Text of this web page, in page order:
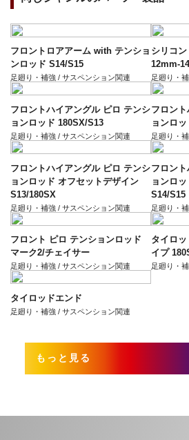
フロントロアアーム with テンショ
ンロッド S14/S15
足廻り・補強 / サスペンション関連
シリコ
12mm-
足廻り・
フロントハイアングル ピロ テンシ
ョンロッド 180SX/S13
足廻り・補強 / サスペンション関連
フロン
ョンロ
足廻り・
フロントハイアングル ピロ テンシ
ョンロッド オフセットデザイン
S13/180SX
足廻り・補強 / サスペンション関連
フロン
ョンロ
S14/S15
足廻り・
フロント ピロ テンションロッド
マーク2/チェイサー
足廻り・補強 / サスペンション関連
タイロ
イプ
足廻り・
タイロッドエンド
足廻り・補強 / サスペンション関連
もっと見る